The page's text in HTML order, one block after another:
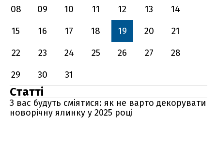
08
09 10 11 12 13
14
15
16 17 18 19 20
21
22
23 24 25 26 27
28
29
30 31
Статті
З вас будуть сміятися: як не варто декорувати
новорічну ялинку у 2025 році